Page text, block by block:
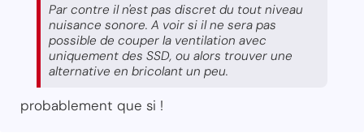
Par contre il n'est pas discret du tout niveau
nuisance sonore. A voir si il ne sera pas
possible de couper la ventilation avec
uniquement des SSD, ou alors trouver une
alternative en bricolant un peu.
probablement que si !